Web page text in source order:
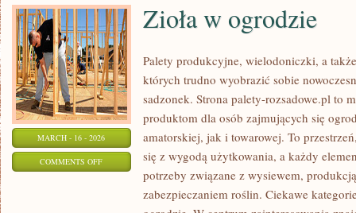
MARCH - 16 - 2026
COMMENTS OFFON
Zioła w ogrodzie
Palety produkcyjne, wielodoniczki, a
których trudno wyobrazić sobie
sadzonek. Strona palety-rozsadowe.pl to
produktom dla osób zajmujących się
amatorskiej, jak i towarowej. To
się z wygodą użytkowania, a każdy
potrzeby związane z wysiewem,
zabezpieczaniem roślin. Ciekawe